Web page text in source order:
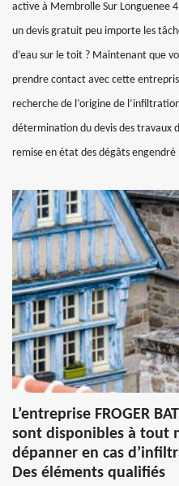
active à Membrolle Sur Longuenee
un devis gratuit peu importe les
d’eau sur le toit ? Maintenant que
prendre contact avec cette
recherche de l’origine de
détermination du devis des travaux
remise en état des dégâts engendré
L’entreprise FROGER
sont disponibles à tout
dépanner en cas
Des éléments qualifiés